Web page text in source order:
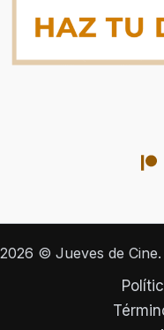
2026 © Jueves de